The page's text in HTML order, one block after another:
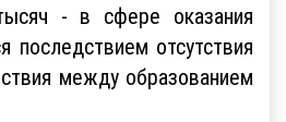
- в сфере оказания
последствием отсутствия
между образованием